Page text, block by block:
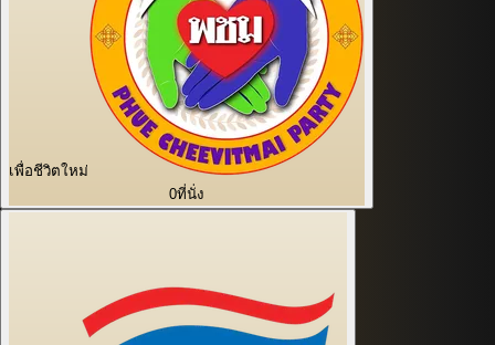
เพื่อชีวิตใหม่
0ที่นั่ง